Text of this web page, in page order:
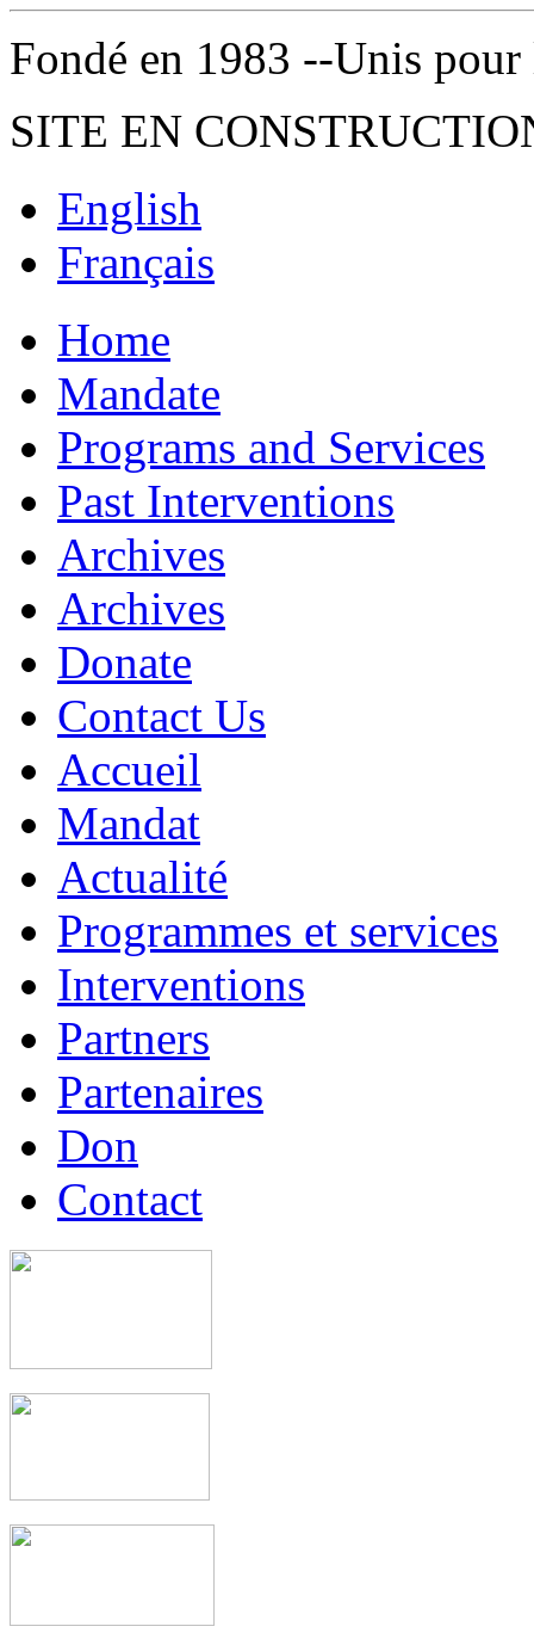
Fondé en 1983 --Unis
SITE EN
English
Français
Home
Mandate
Programs and Services
Past Interventions
Archives
Archives
Donate
Contact Us
Accueil
Mandat
Actualité
Programmes et services
Interventions
Partners
Partenaires
Don
Contact